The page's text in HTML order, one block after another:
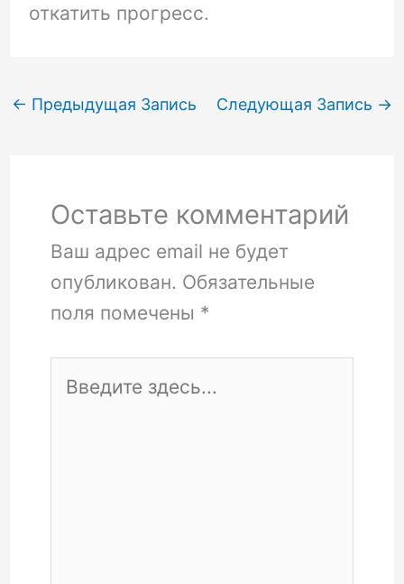
откатить прогресс.
← Предыдущая Запись Следующая Запись →
Оставьте комментарий
Ваш адрес email не будет
опубликован. Обязательные
поля помечены *
здесь...